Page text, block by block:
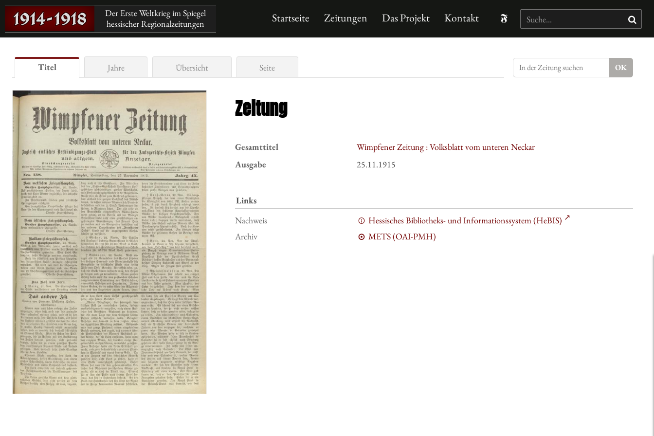
Der Erste Weltkrieg im Spiegel
hessischer Regionalzeitungen
Startseite Zeitungen Das Projekt Kontakt
Titel Jahre Übersicht Seite
Zeitung
Gesamttitel
Wimpfener Zeitung : Volksblatt vom unteren Neckar
Ausgabe
25.11.1915
Links
Nachweis
Hessisches Bibliotheks- und Informationssystem (HeBIS)
Archiv
METS (OAI-PMH)